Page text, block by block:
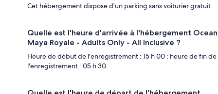
Cet hébergement dispose d'un parking sans voiturier gratuit.
Quelle est l'heure d'arrivée à l'hébergement Ocean
Maya Royale - Adults Only - All Inclusive ?
Heure de début de l'enregistrement : 15 h 00 ; heure de fin de
l'enregistrement : 05 h 30.